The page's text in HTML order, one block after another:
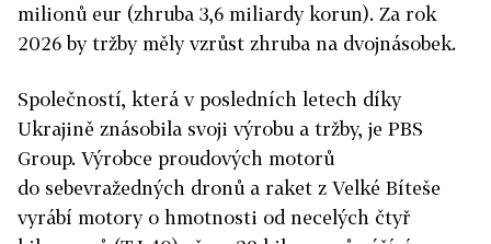
milionů eur (zhruba 3,6 miliardy korun). Za rok
2026 by tržby měly vzrůst zhruba na dvojnásobek.
Společností, která v posledních letech díky
Ukrajině znásobila svoji výrobu a tržby, je PBS
Group. Výrobce proudových motorů
do sebevražedných dronů a raket z Velké Bíteše
vyrábí motory o hmotnosti od necelých čtyř